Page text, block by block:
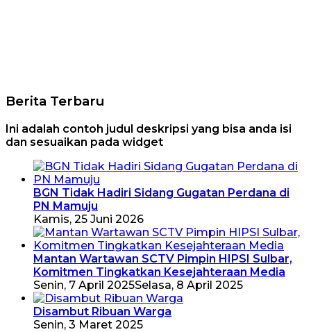
Berita Terbaru
Ini adalah contoh judul deskripsi yang bisa anda isi
dan sesuaikan pada widget
BGN Tidak Hadiri Sidang Gugatan Perdana di
PN Mamuju
Kamis, 25 Juni 2026
Mantan Wartawan SCTV Pimpin HIPSI Sulbar,
Komitmen Tingkatkan Kesejahteraan Media
Senin, 7 April 2025Selasa, 8 April 2025
Disambut Ribuan Warga
Senin, 3 Maret 2025